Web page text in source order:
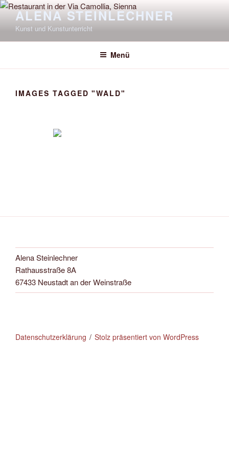
Zum
Inhalt
springen
ALENA STEINLECHNER
Kunst und Kunstunterricht
Menü
IMAGES TAGGED "WALD"
Alena Steinlechner
Rathausstraße 8A
67433 Neustadt an der Weinstraße
Datenschutzerklärung Stolz präsentiert von WordPress